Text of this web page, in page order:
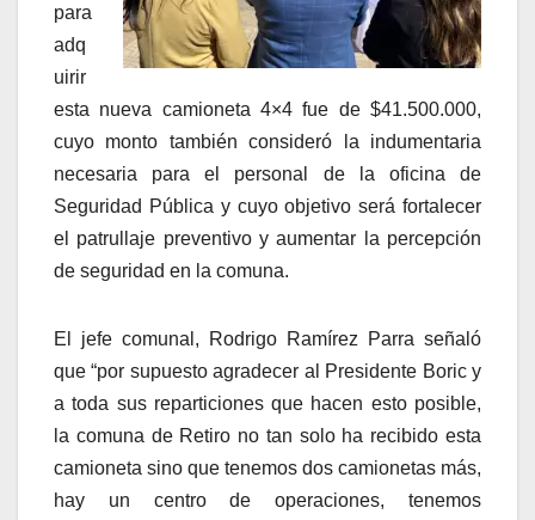
para
adq
uirir
esta nueva camioneta 4×4 fue de $41.500.000,
cuyo monto también consideró la indumentaria
necesaria para el personal de la oficina de
Seguridad Pública y cuyo objetivo será fortalecer
el patrullaje preventivo y aumentar la percepción
de seguridad en la comuna.
El jefe comunal, Rodrigo Ramírez Parra señaló
que “por supuesto agradecer al Presidente Boric y
a toda sus reparticiones que hacen esto posible,
la comuna de Retiro no tan solo ha recibido esta
camioneta sino que tenemos dos camionetas más,
hay un centro de operaciones, tenemos